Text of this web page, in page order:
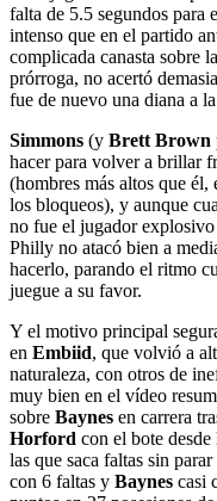
falta de 5.5 segundos para
intenso que en el partido
complicada canasta sobre
prórroga, no acertó
fue de nuevo una diana a
Simmons (y Brett Brown
hacer para volver a brillar
(hombres más altos que él,
los bloqueos), y aunque
no fue el jugador
Philly no atacó bien a
hacerlo, parando el ritmo
juegue a su favor.
Y el motivo principal
en Embiid, que volvió a
naturaleza, con otros de
muy bien en el vídeo
sobre Baynes en carrera
Horford con el bote desde
las que saca faltas sin
con 6 faltas y Baynes casi